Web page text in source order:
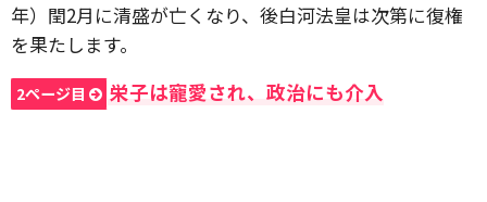
年）閏2月に清盛が亡くなり、後白河法皇は次第に復権
を果たします。
2ページ目 栄子は寵愛され、政治にも介入